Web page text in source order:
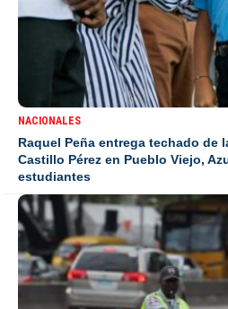
NACIONALES
Raquel Peña entrega techado de
Castillo Pérez en Pueblo Viejo,
estudiantes